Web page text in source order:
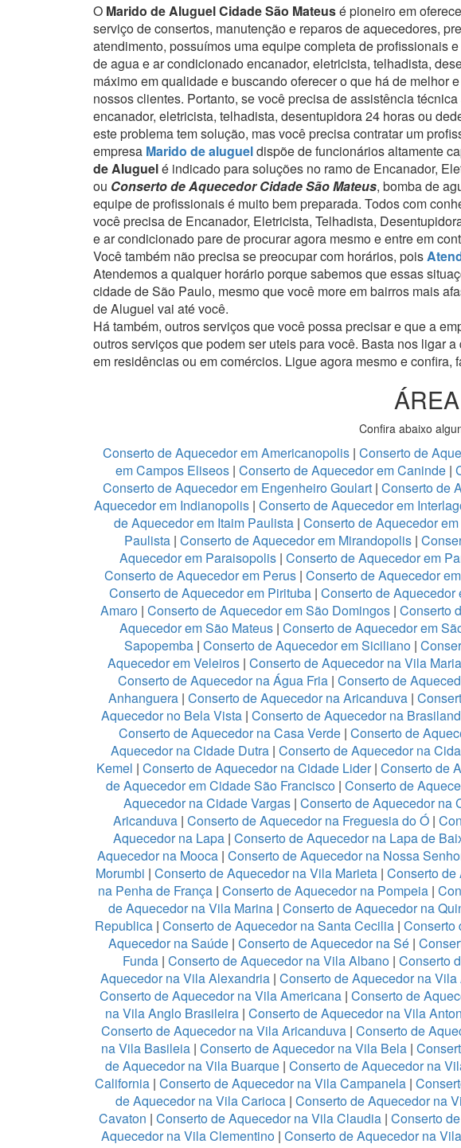
O Marido de Aluguel Cidade São Mateusé pioneiro em
serviço de consertos, manutenção e reparos de aquecedores,
atendimento, possuímos uma equipe completa de profissionais
de agua e ar condicionado encanador, eletricista, telhadista,
máximo em qualidade e buscando oferecer o que há de melhor
nossos clientes. Portanto, se você precisa de assistência
encanador, eletricista, telhadista, desentupidora 24 horas ou
este problema tem solução, mas você precisa contratar um
empresa Marido de alugueldispõe de funcionários altamente
de Aluguelé indicado para soluções no ramo de Encanador,
ou Conserto de Aquecedor Cidade São Mateus, bomba de
equipe de profissionais é muito bem preparada. Todos com
você precisa de Encanador, Eletricista, Telhadista,
e ar condicionado pare de procurar agora mesmo e entre em
Você também não precisa se preocupar com horários, pois
Atendemos a qualquer horário porque sabemos que essas
cidade de São Paulo, mesmo que você more em bairros mais
de Aluguel vai até você.
Há também, outros serviços que você possa precisar e que a
outros serviços que podem ser uteis para você. Basta nos ligar
em residências ou em comércios. Ligue agora mesmo e confira,
Confira abaixo
Conserto de Aquecedor em Americanopolis | Conserto de
em Campos Eliseos | Conserto de Aquecedor em Caninde |
Conserto de Aquecedor em Engenheiro Goulart | Conserto de
Aquecedor em Indianopolis | Conserto de Aquecedor em
de Aquecedor em Itaim Paulista | Conserto de Aquecedor
Paulista | Conserto de Aquecedor em Mirandopolis|
Aquecedor em Paraisopolis | Conserto de Aquecedor em
Conserto de Aquecedor em Perus | Conserto de Aquecedor
Conserto de Aquecedor em Pirituba | Conserto de
Amaro | Conserto de Aquecedor em São Domingos | Conserto
Aquecedor em São Mateus | Conserto de Aquecedor em
Sapopemba | Conserto de Aquecedor em Siciliano |
Aquecedor em Veleiros| Conserto de Aquecedor na Vila
Conserto de Aquecedor na Água Fria | Conserto de
Anhanguera | Conserto de Aquecedor na Aricanduva |
Aquecedor no Bela Vista| Conserto de Aquecedor na
Conserto de Aquecedor na Casa Verde | Conserto de
Aquecedor na Cidade Dutra | Conserto de Aquecedor na
Kemel | Conserto de Aquecedor na Cidade Lider| Conserto de
de Aquecedor em Cidade São Francisco | Conserto de
Aquecedor na Cidade Vargas | Conserto de Aquecedor na
Aricanduva| Conserto de Aquecedor na Freguesia do Ó|
Aquecedor na Lapa| Conserto de Aquecedor na Lapa de
Aquecedor na Mooca| Conserto de Aquecedor na Nossa
Morumbi | Conserto de Aquecedor na Vila Marieta | Conserto de
na Penha de França | Conserto de Aquecedor na Pompeia |
de Aquecedor na Vila Marina| Conserto de Aquecedor na
Republica| Conserto de Aquecedor na Santa Cecilia| Conserto
Aquecedor na Saúde| Conserto de Aquecedor na Sé|
Funda | Conserto de Aquecedor na Vila Albano | Conserto
Aquecedor na Vila Alexandria| Conserto de Aquecedor na
Conserto de Aquecedor na Vila Americana| Conserto de
na Vila Anglo Brasileira | Conserto de Aquecedor na Vila
Conserto de Aquecedor na Vila Aricanduva | Conserto de
na Vila Basileia | Conserto de Aquecedor na Vila Bela |
de Aquecedor na Vila Buarque | Conserto de Aquecedor na
California | Conserto de Aquecedor na Vila Campanela |
de Aquecedor na Vila Carioca | Conserto de Aquecedor na
Cavaton | Conserto de Aquecedor na Vila Claudia | Conserto
Aquecedor na Vila Clementino| Conserto de Aquecedor na